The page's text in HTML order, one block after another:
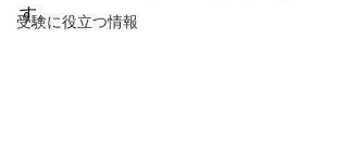
受験に役立つ情報
す。